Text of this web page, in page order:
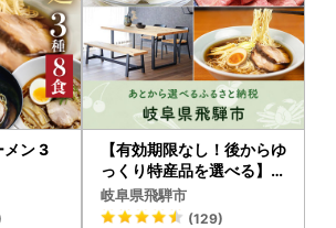
メン 3
【有効期限なし！後からゆ
っくり特産品を選べる】岐
阜県飛騨市カタログポイン
ト
岐阜県飛騨市
(129)